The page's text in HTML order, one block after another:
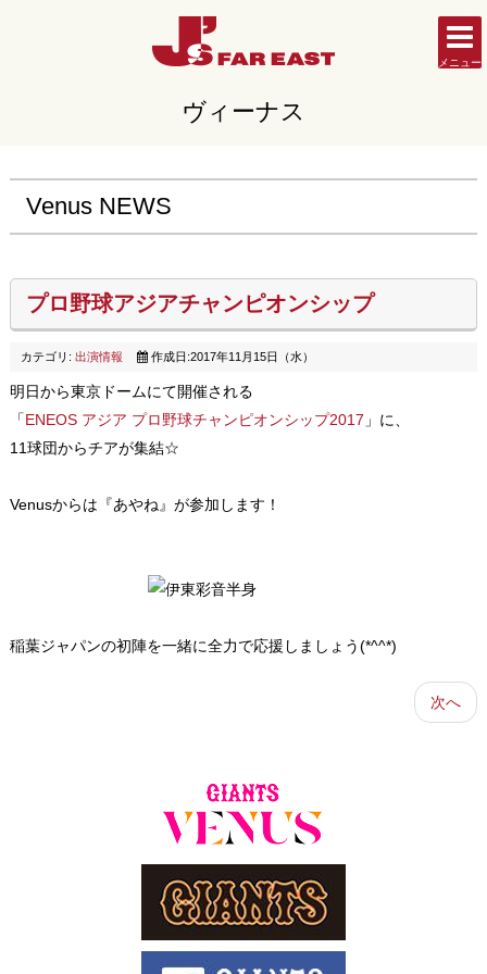
メニュー
ヴィーナス
Venus NEWS
プロ野球アジアチャンピオンシップ
カテゴリ: 出演情報 作成日:2017年11月15日（水）
明日から東京ドームにて開催される
「ENEOS アジア プロ野球チャンピオンシップ2017 」に、
11球団からチアが集結☆
Venusからは『あやね』が参加します！
稲葉ジャパンの初陣を一緒に全力で応援しましょう(*^^*)
次へ